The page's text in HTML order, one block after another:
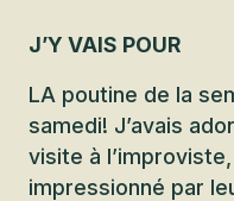
J’Y VAIS POUR
LA poutine de la
samedi! J’avais
visite à
impressionné par